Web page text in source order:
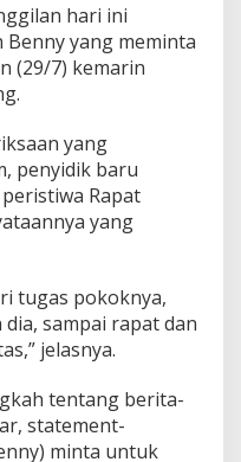
hari ini
yang meminta
(29/7) kemarin
yang
penyidik baru
Rapat
yang
tugas pokoknya,
sampai rapat dan
jelasnya.
tentang berita-
statement-
minta untuk